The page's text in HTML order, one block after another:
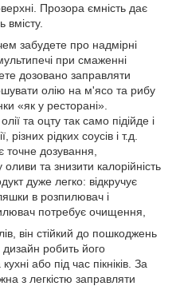
Прозора ємність дає
вмісту.
забудете про надмірні
при смаженні
дозовано заправляти
олію на м'ясо та рибу
«як у ресторані».
та оцту так само підійде і
рідких соусів і т.д.
дозування,
та знизити калорійність
дуже легко: відкручує
в розпилювач і
потребує очищення,
він стійкий до пошкоджень
дизайн робить його
або під час пікніків. За
з легкістю заправляти